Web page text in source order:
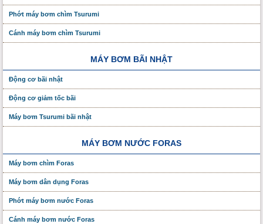
Phớt máy bơm chìm Tsurumi
Cánh máy bơm chìm Tsurumi
MÁY BƠM BÃI NHẬT
Động cơ bãi nhật
Động cơ giảm tốc bãi
Máy bơm Tsurumi bãi nhật
MÁY BƠM NƯỚC FORAS
Máy bơm chìm Foras
Máy bơm dân dụng Foras
Phớt máy bơm nước Foras
Cánh máy bơm nước Foras